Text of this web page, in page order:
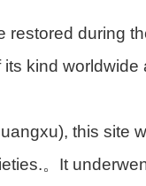
during
kind worldwide
this site
。It